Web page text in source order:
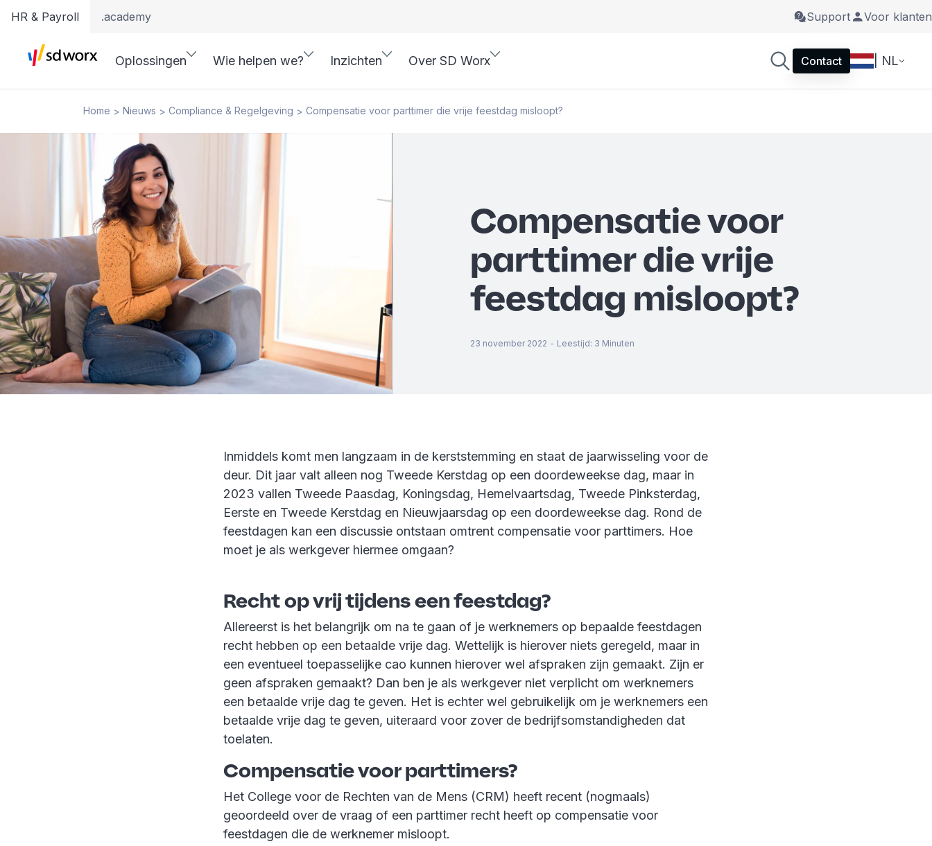
HR & Payroll .academy Support Voor klanten
Oplossingen Wie helpen we? Inzichten Over SD Worx Contact | NL
Home > Nieuws > Compliance & Regelgeving > Compensatie voor parttimer die vrije feestdag misloopt?
Compensatie voor
parttimer die vrije
feestdag misloopt?
23 november 2022 - Leestijd: 3 Minuten
Inmiddels komt men langzaam in de kerststemming en staat de jaarwisseling voor de
deur. Dit jaar valt alleen nog Tweede Kerstdag op een doordeweekse dag, maar in
2023 vallen Tweede Paasdag, Koningsdag, Hemelvaartsdag, Tweede Pinksterdag,
Eerste en Tweede Kerstdag en Nieuwjaarsdag op een doordeweekse dag. Rond de
feestdagen kan een discussie ontstaan omtrent compensatie voor parttimers. Hoe
moet je als werkgever hiermee omgaan?
Recht op vrij tijdens een feestdag?
Allereerst is het belangrijk om na te gaan of je werknemers op bepaalde feestdagen
recht hebben op een betaalde vrije dag. Wettelijk is hierover niets geregeld, maar in
een eventueel toepasselijke cao kunnen hierover wel afspraken zijn gemaakt. Zijn er
geen afspraken gemaakt? Dan ben je als werkgever niet verplicht om werknemers
een betaalde vrije dag te geven. Het is echter wel gebruikelijk om je werknemers een
betaalde vrije dag te geven, uiteraard voor zover de bedrijfsomstandigheden dat
toelaten.
Compensatie voor parttimers?
Het College voor de Rechten van de Mens (CRM) heeft recent (nogmaals)
geoordeeld over de vraag of een parttimer recht heeft op compensatie voor
feestdagen die de werknemer misloopt.